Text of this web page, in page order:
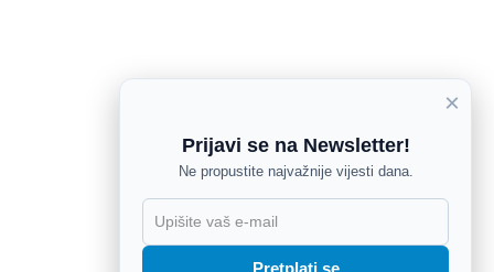
×
Prijavi se na Newsletter!
Ne propustite najvažnije vijesti dana.
Pretplati se